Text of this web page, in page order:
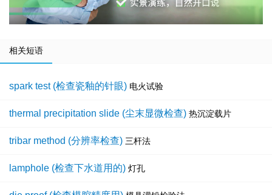
相关短语
spark test (检查瓷釉的针眼) 电火试验
thermal precipitation slide (尘末显微检查) 热沉淀载片
tribar method (分辨率检查) 三杆法
lamphole (检查下水道用的) 灯孔